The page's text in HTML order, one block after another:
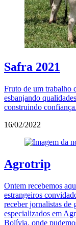
Safra 2021
Fruto de um trabalho
esbanjando
construindo confiança.
16/02/2022
Agrotrip
Ontem recebemos
estrangeiros
receber jornalistas de
especializados em
Bolívia, onde